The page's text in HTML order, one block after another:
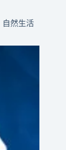
自然生活